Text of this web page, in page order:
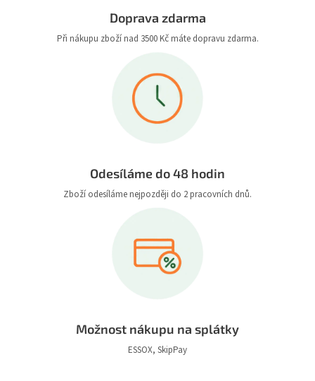
Doprava zdarma
Při nákupu zboží nad 3500 Kč máte dopravu zdarma.
Odesíláme do 48 hodin
Zboží odesíláme nejpozději do 2 pracovních dnů.
Možnost nákupu na splátky
ESSOX, SkipPay